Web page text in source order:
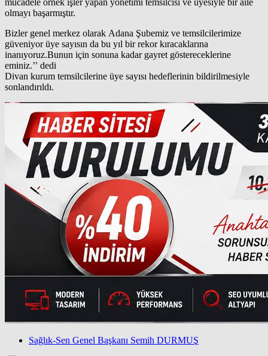
olmayı başarmıştır.
Bizler genel merkez olarak Adana Şubemiz ve temsilcilerimize
güveniyor üye sayısın da bu yıl bir rekor kıracaklarına
inanıyoruz.Bunun için sonuna kadar gayret göstereceklerine
eminiz.’’ dedi
Divan kurum temsilcilerine üye sayısı hedeflerinin bildirilmesiyle
sonlandırıldı.
Sağlık-Sen Genel Başkanı Semih DURMUŞ